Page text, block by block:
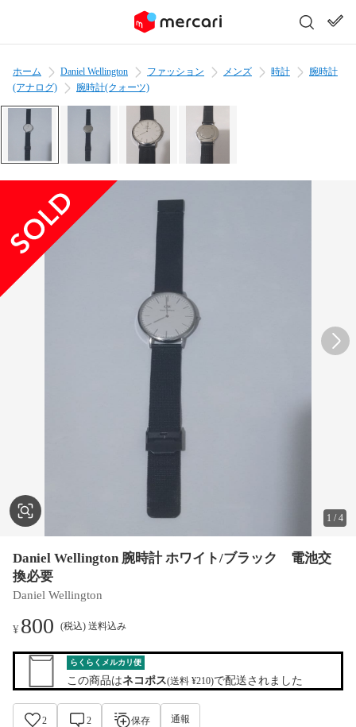
ホーム Daniel Wellington ファッション メンズ 時計
腕時計
(アナログ)
腕時計(クォーツ)
1 /4
Daniel Wellington 腕時計 ホワイト/ブラック 電池交
換必要
Daniel Wellington
¥800 (税込) 送料込み
らくらくメルカリ便
この商品はネコポス(送料 ¥210)で配送されました
2 2 保存 通報